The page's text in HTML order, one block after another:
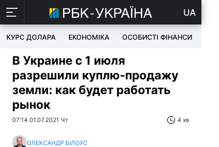
UA
КУРС ДОЛАРА ЕКОНОМІКА ОСОБИСТІ ФІНАНСИ
В Украине с 1 июля
разрешили куплю-продажу
земли: как будет работать
рынок
07:14 01.07.2021 Чт 4 хв
ОЛЕКСАНДР БІЛОУС